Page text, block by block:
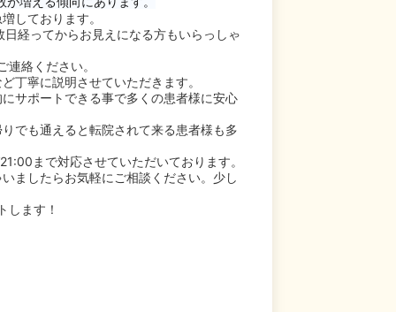
しております。
経ってからお見えになる方もいらっしゃ
絡ください。
丁寧に説明させていただきます。
サポートできる事で多くの患者様に安心
でも通えると転院されて来る患者様も多
まで対応させていただいております。
ましたらお気軽にご相談ください。少し
します！